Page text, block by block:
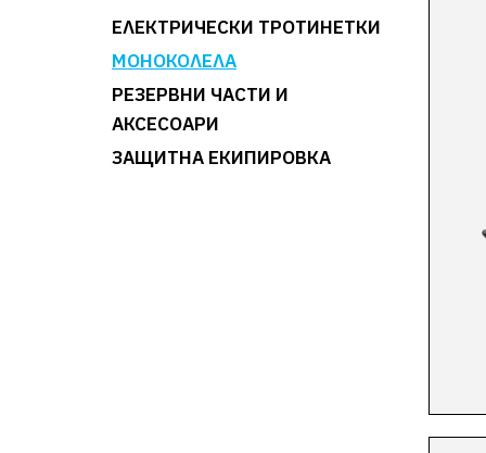
4700 WH
728 WH
750 WH
777 WH
840 WH
ЕЛЕКТРИЧЕСКИ ТРОТИНЕТКИ
МОНОКОЛЕЛА
РЕЗЕРВНИ ЧАСТИ И
АКСЕСОАРИ
ЗАЩИТНА ЕКИПИРОВКА